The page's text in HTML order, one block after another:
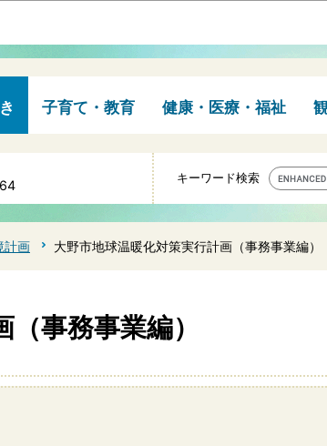
子育て・教育 健康・医療・福祉
キーワード検索
計画 大野市地球温暖化対策実行計画（事務事業編）
事務事業編）